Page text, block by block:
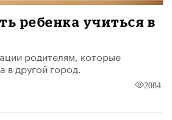
ребенка учиться в
родителям, которые
в другой город.
2084